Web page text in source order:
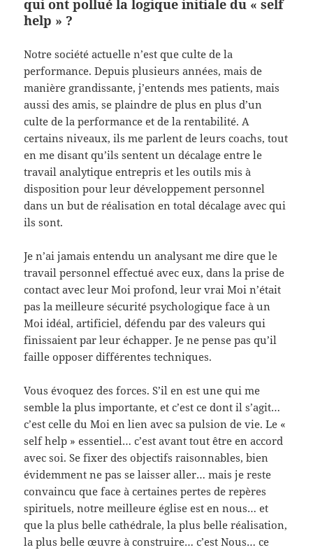
qui ont pollué la logique initiale du « self
help » ?
Notre société actuelle n’est que culte de la
performance. Depuis plusieurs années, mais de
manière grandissante, j’entends mes patients, mais
aussi des amis, se plaindre de plus en plus d’un
culte de la performance et de la rentabilité. A
certains niveaux, ils me parlent de leurs coachs, tout
en me disant qu’ils sentent un décalage entre le
travail analytique entrepris et les outils mis à
disposition pour leur développement personnel
dans un but de réalisation en total décalage avec qui
ils sont.
Je n’ai jamais entendu un analysant me dire que le
travail personnel effectué avec eux, dans la prise de
contact avec leur Moi profond, leur vrai Moi n’était
pas la meilleure sécurité psychologique face à un
Moi idéal, artificiel, défendu par des valeurs qui
finissaient par leur échapper. Je ne pense pas qu’il
faille opposer différentes techniques.
Vous évoquez des forces. S’il en est une qui me
semble la plus importante, et c’est ce dont il s’agit…
c’est celle du Moi en lien avec sa pulsion de vie. Le «
self help » essentiel… c’est avant tout être en accord
avec soi. Se fixer des objectifs raisonnables, bien
évidemment ne pas se laisser aller… mais je reste
convaincu que face à certaines pertes de repères
spirituels, notre meilleure église est en nous… et
que la plus belle cathédrale, la plus belle réalisation,
la plus belle œuvre à construire… c’est Nous… ce